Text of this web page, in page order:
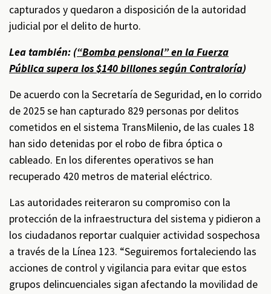
capturados y quedaron a disposición de la autoridad
judicial por el delito de hurto.
Lea también: (“Bomba pensional” en la Fuerza
Pública supera los $140 billones según Contraloría)
De acuerdo con la Secretaría de Seguridad, en lo corrido
de 2025 se han capturado 829 personas por delitos
cometidos en el sistema TransMilenio, de las cuales 18
han sido detenidas por el robo de fibra óptica o
cableado. En los diferentes operativos se han
recuperado 420 metros de material eléctrico.
Las autoridades reiteraron su compromiso con la
protección de la infraestructura del sistema y pidieron a
los ciudadanos reportar cualquier actividad sospechosa
a través de la Línea 123. “Seguiremos fortaleciendo las
acciones de control y vigilancia para evitar que estos
grupos delincuenciales sigan afectando la movilidad de